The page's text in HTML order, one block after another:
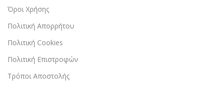
Όροι Χρήσης
Πολιτική Απορρήτου
Πολιτική Cookies
Πολιτική Επιστροφών
Τρόποι Αποστολής